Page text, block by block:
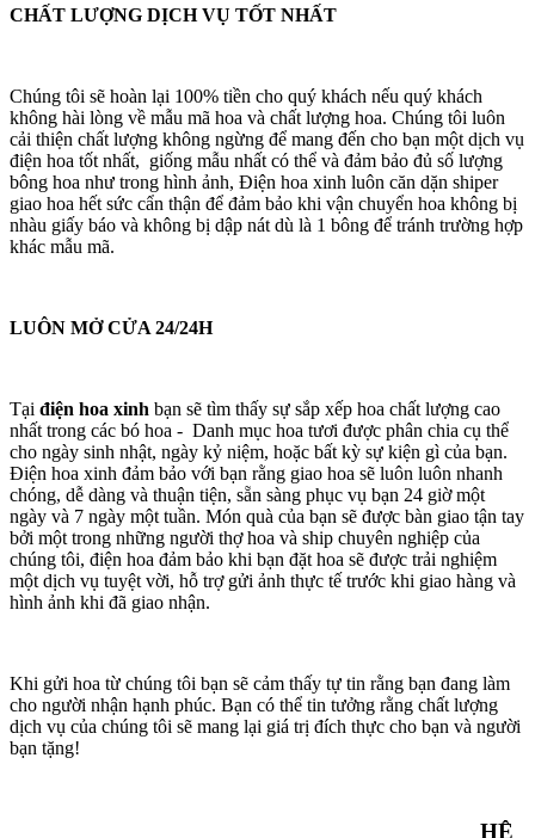
CHẤT LƯỢNG DỊCH VỤ TỐT NHẤT
Chúng tôi sẽ hoàn lại 100% tiền cho quý khách nếu quý khách
không hài lòng về mẫu mã hoa và chất lượng hoa. Chúng tôi luôn
cải thiện chất lượng không ngừng để mang đến cho bạn một dịch vụ
điện hoa tốt nhất, giống mẫu nhất có thể và đảm bảo đủ số lượng
bông hoa như trong hình ảnh, Điện hoa xinh luôn căn dặn shiper
giao hoa hết sức cẩn thận để đảm bảo khi vận chuyển hoa không bị
nhàu giấy báo và không bị dập nát dù là 1 bông để tránh trường hợp
khác mẫu mã.
LUÔN MỞ CỬA 24/24H
Tại điện hoa xinh bạn sẽ tìm thấy sự sắp xếp hoa chất lượng cao
nhất trong các bó hoa - Danh mục hoa tươi được phân chia cụ thể
cho ngày sinh nhật, ngày kỷ niệm, hoặc bất kỳ sự kiện gì của bạn.
Điện hoa xinh đảm bảo với bạn rằng giao hoa sẽ luôn luôn nhanh
chóng, dễ dàng và thuận tiện, sẵn sàng phục vụ bạn 24 giờ một
ngày và 7 ngày một tuần. Món quà của bạn sẽ được bàn giao tận tay
bởi một trong những người thợ hoa và ship chuyên nghiệp của
chúng tôi, điện hoa đảm bảo khi bạn đặt hoa sẽ được trải nghiệm
một dịch vụ tuyệt vời, hỗ trợ gửi ảnh thực tế trước khi giao hàng và
hình ảnh khi đã giao nhận.
Khi gửi hoa từ chúng tôi bạn sẽ cảm thấy tự tin rằng bạn đang làm
cho người nhận hạnh phúc. Bạn có thể tin tưởng rằng chất lượng
dịch vụ của chúng tôi sẽ mang lại giá trị đích thực cho bạn và người
bạn tặng!
HỆ